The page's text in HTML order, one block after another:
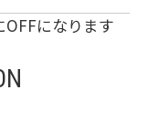
になります